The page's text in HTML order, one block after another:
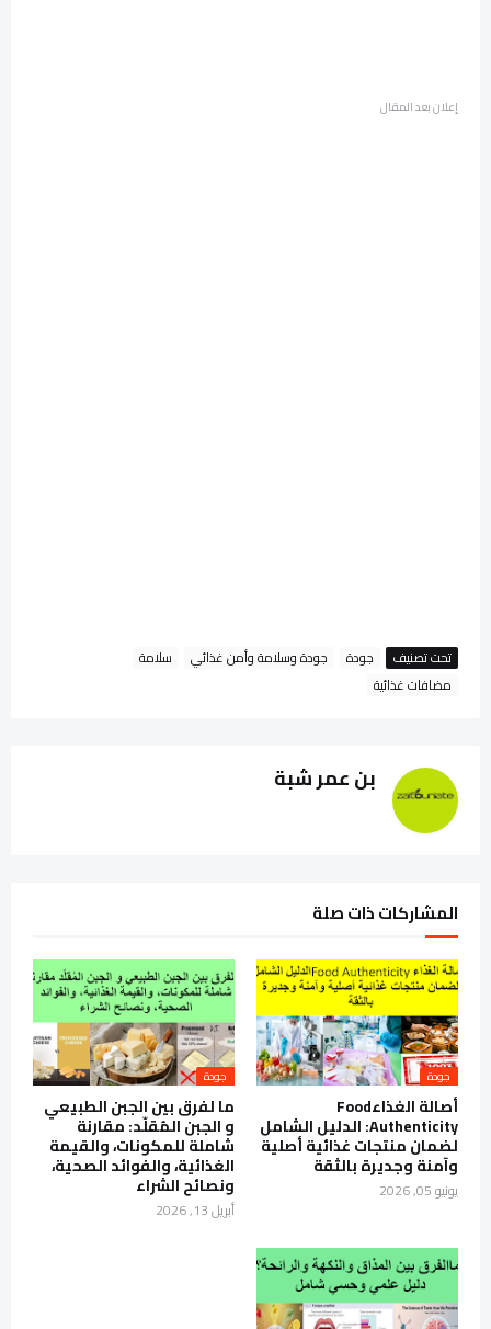
إعلان بعد المقال
تحت تصنيف جودة جودة وسلامة وأمن غذائي
سلامة
مضافات غذائية
بن عمر شبة
المشاركات ذات صلة
جودة
أصالة الغذاءFood
Authenticity: الدليل الشامل
لضمان منتجات غذائية أصلية
وآمنة وجديرة بالثقة
يونيو 05, 2026
جودة
ما لفرق بين الجبن الطبيعي
و الجبن المُقلّد: مقارنة
شاملة للمكونات، والقيمة
الغذائية، والفوائد الصحية،
ونصائح الشراء
أبريل 13, 2026